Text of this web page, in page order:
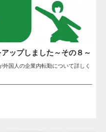
ップしました～その８～
国人の企業内転勤について詳しく